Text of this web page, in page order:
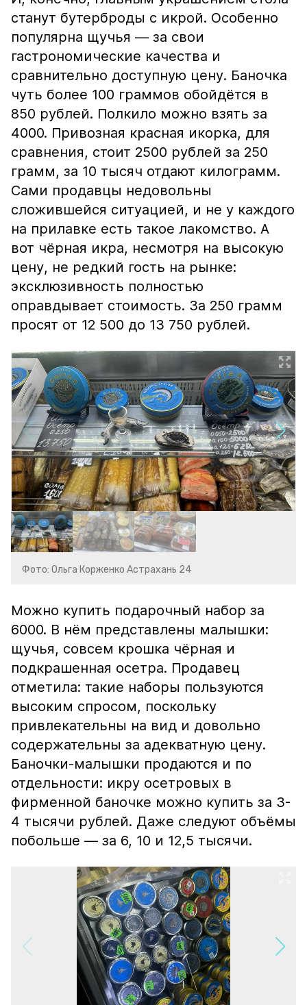
станут бутерброды с икрой. Особенно
популярна щучья — за свои
гастрономические качества и
сравнительно доступную цену. Баночка
чуть более 100 граммов обойдётся в
850 рублей. Полкило можно взять за
4000. Привозная красная икорка, для
сравнения, стоит 2500 рублей за 250
грамм, за 10 тысяч отдают килограмм.
Сами продавцы недовольны
сложившейся ситуацией, и не у каждого
на прилавке есть такое лакомство. А
вот чёрная икра, несмотря на высокую
цену, не редкий гость на рынке:
эксклюзивность полностью
оправдывает стоимость. За 250 грамм
просят от 12 500 до 13 750 рублей.
Фото: Ольга Корженко Астрахань 24
Можно купить подарочный набор за
6000. В нём представлены малышки:
щучья, совсем крошка чёрная и
подкрашенная осетра. Продавец
отметила: такие наборы пользуются
высоким спросом, поскольку
привлекательны на вид и довольно
содержательны за адекватную цену.
Баночки-малышки продаются и по
отдельности: икру осетровых в
фирменной баночке можно купить за 3-
4 тысячи рублей. Даже следуют объёмы
побольше — за 6, 10 и 12,5 тысячи.